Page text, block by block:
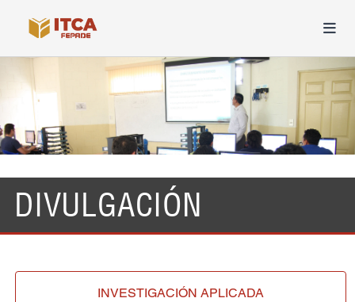
DIVULGACIÓN
INVESTIGACIÓNAPLICADA